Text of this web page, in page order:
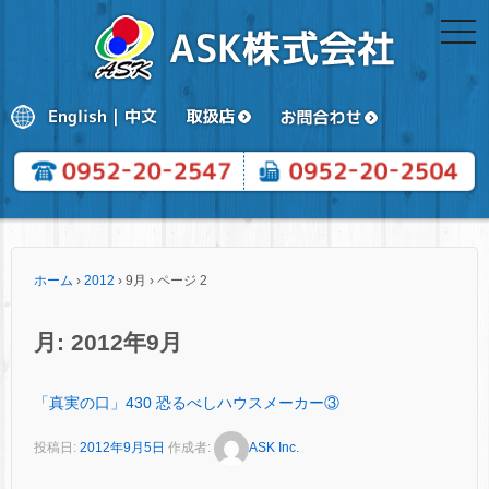
ホーム › 2012 › 9月 › ページ 2
月: 2012年9月
「真実の口」430 恐るべしハウスメーカー③
投稿日: 2012年9月5日 作成者: ASK Inc.